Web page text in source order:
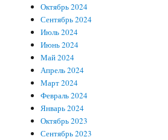
Октябрь 2024
Сентябрь 2024
Июль 2024
Июнь 2024
Май 2024
Апрель 2024
Март 2024
Февраль 2024
Январь 2024
Октябрь 2023
Сентябрь 2023